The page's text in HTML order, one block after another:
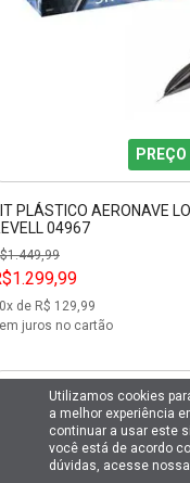
PLÁSTICO AERONAVE
04967
1.449,99
x de R$ 129,99
juros no cartão
Utilizamos cookies
a melhor experiência
continuar a usar este
você está de acordo
dúvidas, acesse nossa